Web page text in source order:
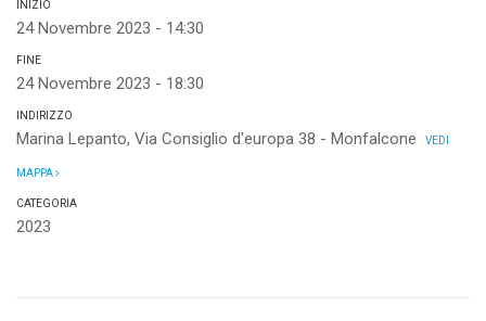
INIZIO
24 Novembre 2023 - 14:30
FINE
24 Novembre 2023 - 18:30
INDIRIZZO
Marina Lepanto, Via Consiglio d'europa 38 - Monfalcone VEDI
MAPPA
CATEGORIA
2023